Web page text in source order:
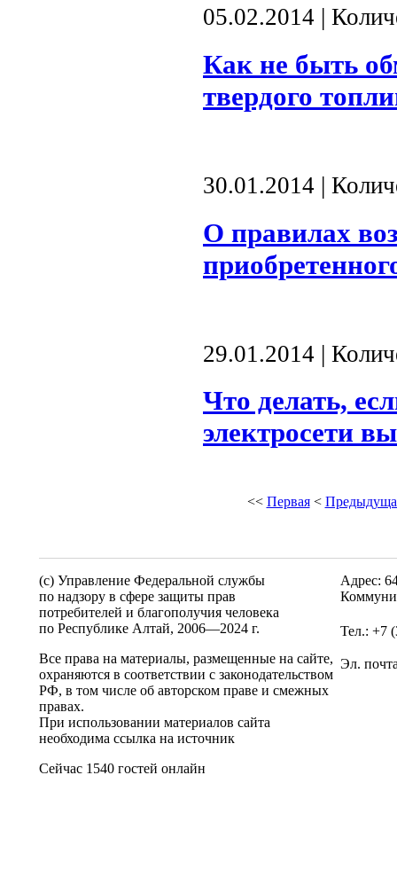
05.02.2014 |
Как не быть
твердого
30.01.2014 |
О правилах
29.01.2014 |
Что делать,
электросети
<< Первая<
(c) Управление Федеральной службы
по надзору в сфере защиты прав
потребителей и благополучия человека
по Республике Алтай, 2006—2024 г.
Все права на материалы, размещенные на сайте,
охраняются в соответствии с законодательством
РФ, в том числе об авторском праве и смежных
правах.
При использовании материалов сайта
необходима ссылка на источник
Сейчас 1540 гостей онлайн
Адрес:
Тел.: +7
Эл.